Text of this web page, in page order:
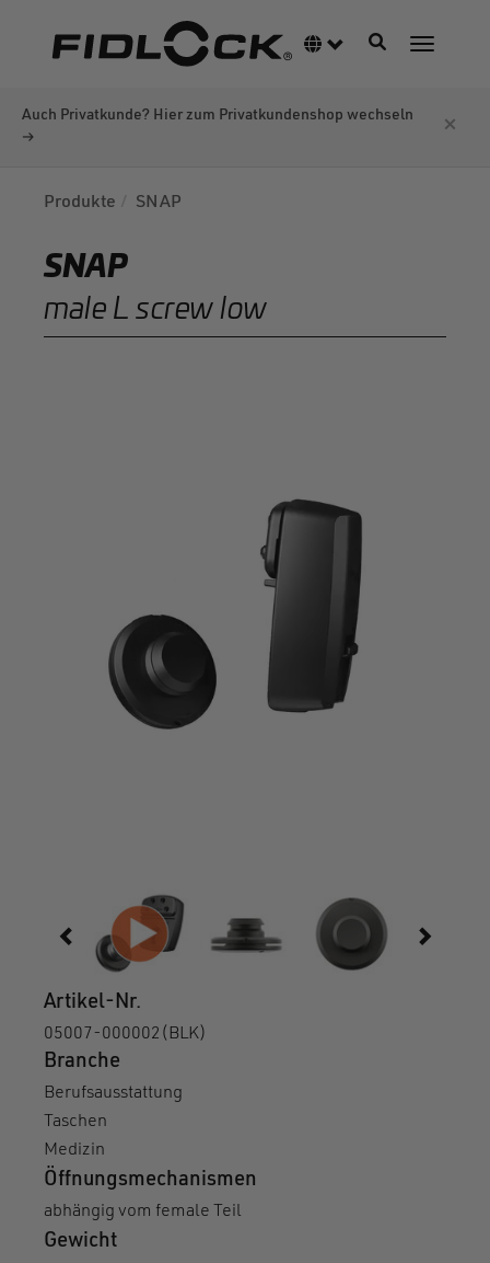
Sprachumschalter
Navigation
Auch Privatkunde? Hier zum Privatkundenshop wechseln
→
×
Produkte SNAP
SNAP
male L screw low
Artikel-Nr.
05007-000002(BLK)
Branche
Berufsausstattung
Taschen
Medizin
Öffnungsmechanismen
abhängig vom female Teil
Gewicht